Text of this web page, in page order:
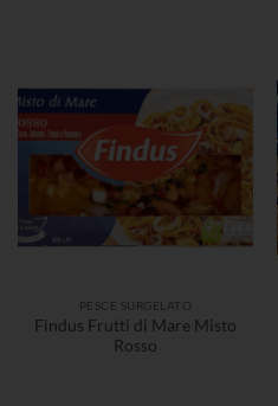
PESCE SURGELATO
Findus Frutti di Mare Misto
Rosso